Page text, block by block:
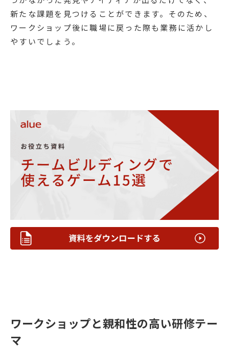
新たな課題を見つけることができます。そのため、
ワークショップ後に職場に戻った際も業務に活かし
やすいでしょう。
ワークショップと親和性の高い研修テー
マ